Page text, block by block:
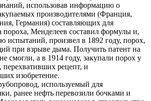
использовав информацию о
производителями (Франция,
Германия) составляющих для
пороха, Менделеев составил формулы и,
испытаний, произвел в 1892 году, порох,
при взрыве дыма. Получить патент на
смогли, а в 1914 году, закупали порох у
перехвативших рецепт, и
изобретение.
используемый для
ранее нефть перевозили бочками и